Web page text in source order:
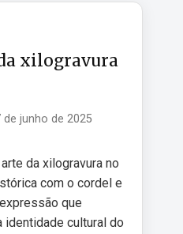
xilogravura
de junho de 2025
da xilogravura no
com o cordel e
que
identidade cultural do